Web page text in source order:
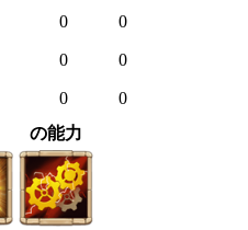
0 0
0 0
0
0
の能力